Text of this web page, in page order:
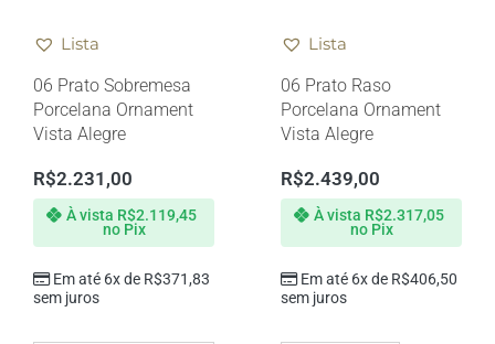
Lista
06 Prato Sobremesa
Porcelana Ornament
Vista Alegre
R$2.231,00
Em até 6x de R$371,83
sem juros
À vista R$2.119,45
no Pix
Lista
06 Prato Raso
Porcelana Ornament
Vista Alegre
R$2.439,00
Em até 6x de R$406,50
sem juros
À vista R$2.317,05
no Pix